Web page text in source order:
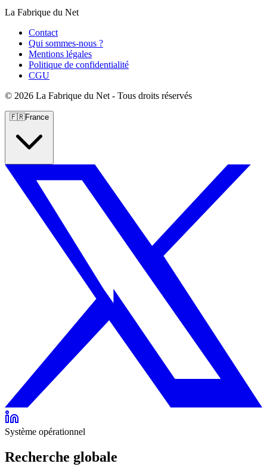
La Fabrique du Net
Contact
Qui sommes-nous ?
Mentions légales
Politique de confidentialité
CGU
© 2026 La Fabrique du Net - Tous droits réservés
🇫🇷France
Système opérationnel
Recherche globale